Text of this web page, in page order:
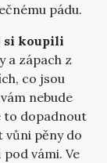
pádu.
si koupili
a zápach z
co jsou
nebude
to dopadnout
vůni pěny do
vámi. Ve